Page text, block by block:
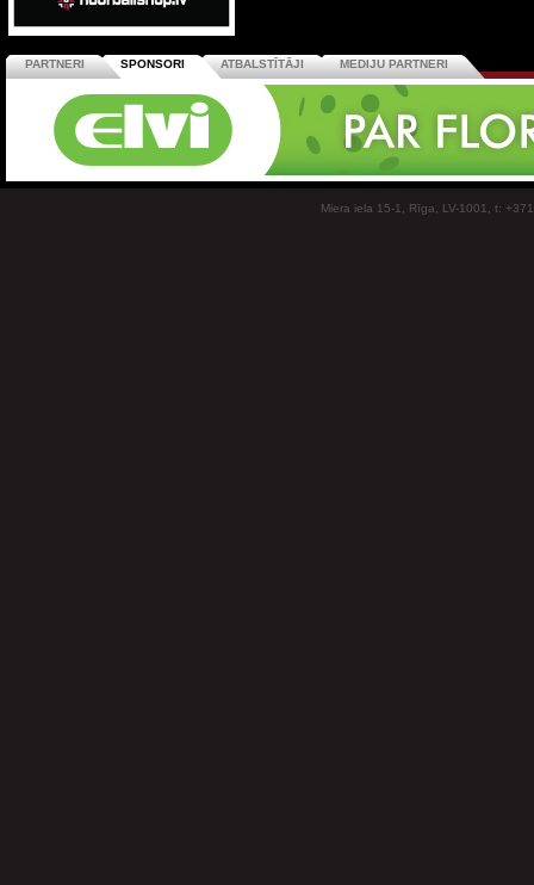
PARTNERI SPONSORI ATBALSTĪTĀJI MEDIJU PARTNERI
Miera iela 15-1, Rīga, LV-1001, t: